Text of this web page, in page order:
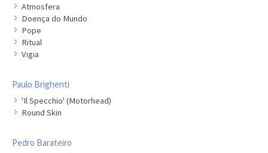
Atmosfera
Doença do Mundo
Pope
Ritual
Vigia
Paulo Brighenti
'Il Specchio' (Motorhead)
Round Skin
Pedro Barateiro